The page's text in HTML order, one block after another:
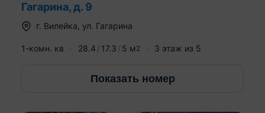
Гагарина, д. 9
г. Вилейка ул. Гагарина
1-комн. кв 28.4 17.3 5 м2 3 этаж из 5
Показать номер